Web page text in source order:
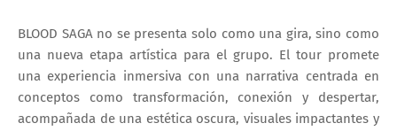
BLOOD SAGA no se presenta solo como una gira, sino como
una nueva etapa artística para el grupo. El tour promete
una experiencia inmersiva con una narrativa centrada en
conceptos como transformación, conexión y despertar,
acompañada de una estética oscura, visuales impactantes y